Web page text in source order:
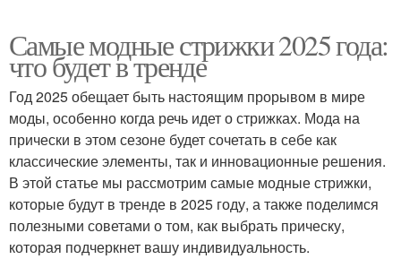
Самые модные стрижки 2025 года:
что будет в тренде
Год 2025 обещает быть настоящим прорывом в мире
моды, особенно когда речь идет о стрижках. Мода на
прически в этом сезоне будет сочетать в себе как
классические элементы, так и инновационные решения.
В этой статье мы рассмотрим самые модные стрижки,
которые будут в тренде в 2025 году, а также поделимся
полезными советами о том, как выбрать прическу,
которая подчеркнет вашу индивидуальность.